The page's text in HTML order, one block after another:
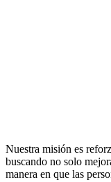
Nuestra misión es
buscando no solo
manera en que las